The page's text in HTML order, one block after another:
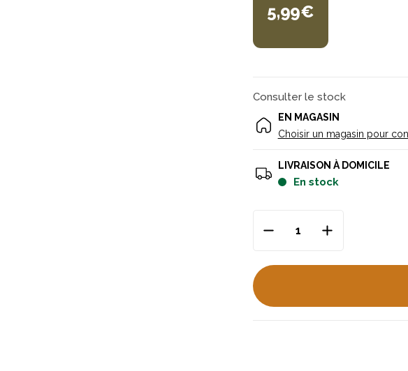
5,99€
Consulter le stock
EN MAGASIN
Choisir un magasin pour
LIVRAISON À DOMICILE
en stock